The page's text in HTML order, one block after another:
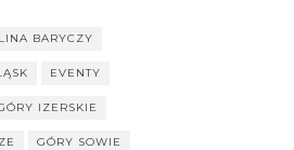
BARYCZY
EVENTY
IZERSKIE
GÓRY SOWIE